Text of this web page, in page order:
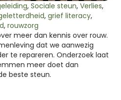
, Sociale steun, Verlies,
, grief literacy,
, rouwzorg
meer dan kennis over rouw.
dat we aanwezig
te repareren. Onderzoek laat
meer doet dan
beste steun.